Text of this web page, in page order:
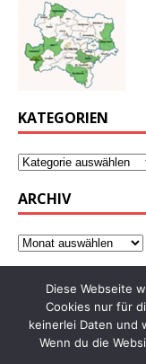
KATEGORIEN
ARCHIV
Diese Webseite
Cookies nur für
keinerlei Daten und
Wenn du die